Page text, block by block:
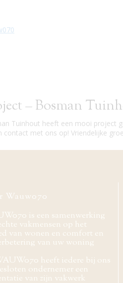
– Bosman
Tuinhout heeft een mooi project
contact met ons op! Vriendelijke
Wauw070
is een samenwerking
vakmensen op het
van wonen en comfort en
van uw woning
heeft iedere bij ons
ondernemer een
van zijn vakwerk